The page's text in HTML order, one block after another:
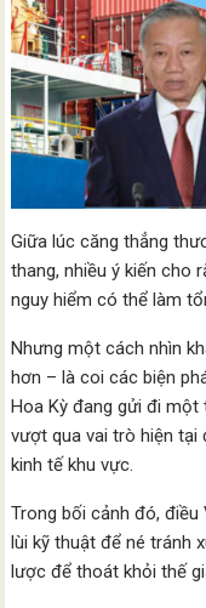
Giữa lúc căng thẳng
thang, nhiều ý kiến cho
nguy hiểm có thể làm
Nhưng một cách nhìn
hơn – là coi các biện
Hoa Kỳ đang gửi đi một
vượt qua vai trò hiện
kinh tế khu vực.
Trong bối cảnh đó,
lùi kỹ thuật để né tránh
lược để thoát khỏi thế